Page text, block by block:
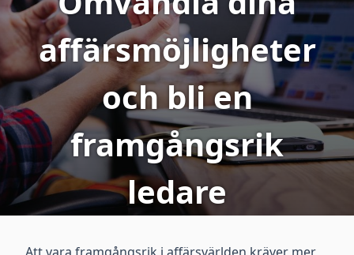
affärsmöjligheter
och bli en
framgångsrik
ledare